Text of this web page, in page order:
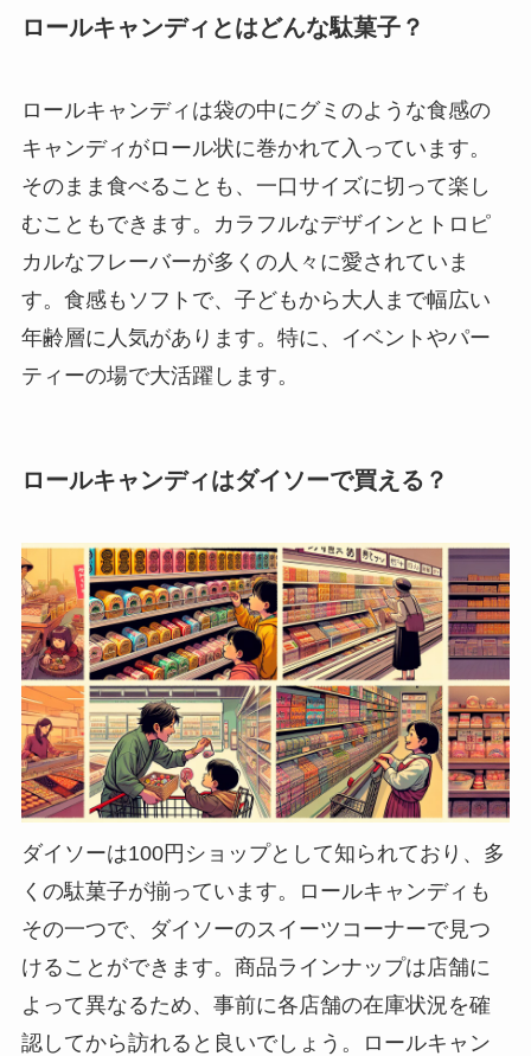
ロールキャンディとはどんな駄菓子？
ロールキャンディは袋の中にグミのような食感の
キャンディがロール状に巻かれて入っています。
そのまま食べることも、一口サイズに切って楽し
むこともできます。カラフルなデザインとトロピ
カルなフレーバーが多くの人々に愛されていま
す。食感もソフトで、子どもから大人まで幅広い
年齢層に人気があります。特に、イベントやパー
ティーの場で大活躍します。
ロールキャンディはダイソーで買える？
ダイソーは100円ショップとして知られており、多
くの駄菓子が揃っています。ロールキャンディも
その一つで、ダイソーのスイーツコーナーで見つ
けることができます。商品ラインナップは店舗に
よって異なるため、事前に各店舗の在庫状況を確
認してから訪れると良いでしょう。ロールキャン